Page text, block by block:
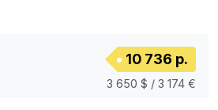
10 736 р.
3 650 $ / 3 174 €